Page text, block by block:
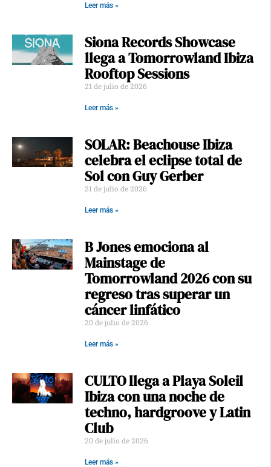
Leer más »
Siona Records Showcase
llega a Tomorrowland Ibiza
Rooftop Sessions
21 de julio de 2026
Leer más »
SOLAR: Beachouse Ibiza
celebra el eclipse total de
Sol con Guy Gerber
21 de julio de 2026
Leer más »
B Jones emociona al
Mainstage de
Tomorrowland 2026 con su
regreso tras superar un
cáncer linfático
20 de julio de 2026
Leer más »
CULTO llega a Playa Soleil
Ibiza con una noche de
techno, hardgroove y Latin
Club
20 de julio de 2026
Leer más »